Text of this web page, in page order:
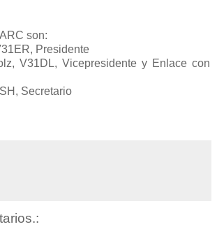
son:
Presidente
V31DL, Vicepresidente y Enlace con
Secretario